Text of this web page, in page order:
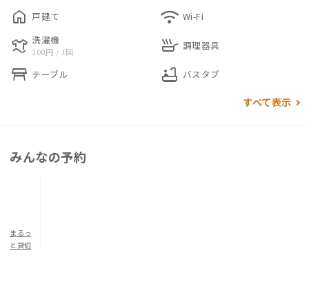
思います。
どこも広々とした室内は、キッチンももちろん広々、作業スペ
ースもたっぷりあります。最寄りのスーパーまで徒歩4分ですの
で、ぜひ新鮮な魚介類を手に入れ、ぞんぶんに腕をふるってくだ
浴室には内側から開放できる扉があり、海から帰ってそのままお
由気ままな時間が過ごせます。
さい。
home 戸建て wifi Wi-Fi
laundry 洗濯機
100円 / 1回 skillet 調理器具
table_restaurant テーブル bathtub バスタブ
すべて表示
みんなの予約
まるっ
と貸切